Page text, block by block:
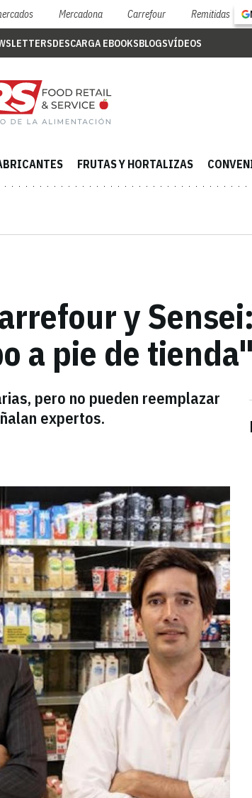
Mercadona Carrefour Remitidas
DESCARGA EBOOKSBLOGSVÍDEOS
FRUTAS Y HORTALIZAS
y
a pie de tienda"
pero no pueden reemplazar
expertos.